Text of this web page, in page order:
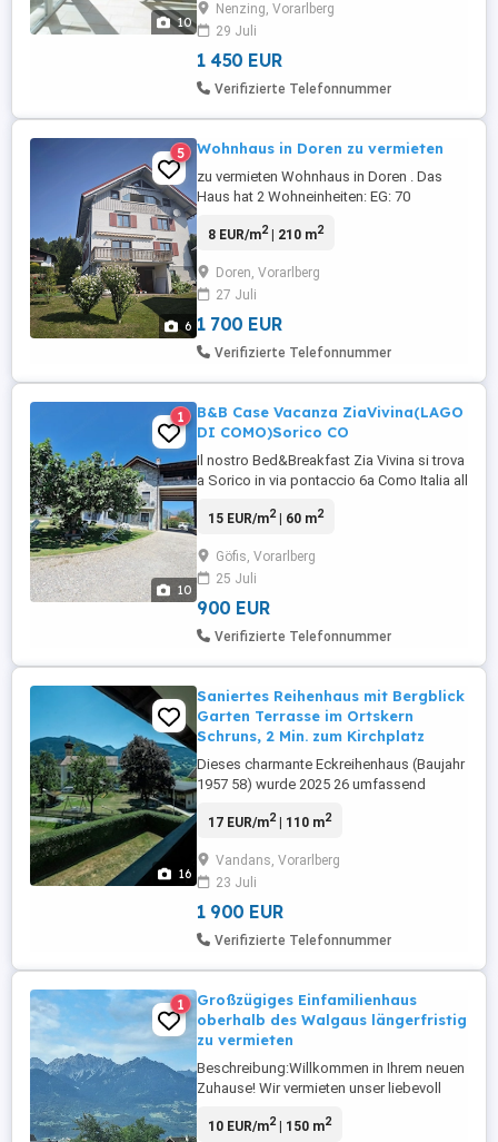
10
Wintergarten. Terrasse mit ca. 23m und
zusätzlicher Grünfläche. 5 Zimmer,
teilmöbliert EG: 1 Wohn-Esszimmer, 1
Nenzing, Vorarlberg
29 Juli
1 450 EUR
Verifizierte Telefonnummer
6
5 Wohnhaus in Doren zu vermieten
zu vermieten Wohnhaus in Doren . Das
Haus hat 2 Wohneinheiten: EG: 70
Inkl Garten und Gemüsebeete..
innen kommen noch. Da noch einige
Arbeiten gemacht werden müssen. .... 2x
Küche neu Badezimmer werden renoviert
8 EUR/m2| 210 m2
Doren, Vorarlberg
27 Juli
1 700 EUR
Verifizierte Telefonnummer
10
1
B&B Case Vacanza ZiaVivina(LAGO
DI COMO)Sorico CO
Il nostro Bed&Breakfast Zia Vivina si trova
a Sorico in via pontaccio 6a Como Italia all
Spagna.......
15 EUR/m2| 60 m2
Göfis, Vorarlberg
25 Juli
900 EUR
Verifizierte Telefonnummer
16
Saniertes Reihenhaus mit Bergblick
Garten Terrasse im Ortskern
Schruns, 2 Min. zum Kirchplatz
Dieses charmante Eckreihenhaus (Baujahr
1957 58) wurde 2025 26 umfassend
gewachsenen Montafoner Ortskerns mit
m Wohnfläche plus ca. 56 m Keller bietet
es Platz für Familien oder Paare, die
zentral und trotzdem mit eigenem ...
17 EUR/m2| 110 m2
Vandans, Vorarlberg
23 Juli
1 900 EUR
Verifizierte Telefonnummer
1
Großzügiges Einfamilienhaus
oberhalb des Walgaus längerfristig
zu vermieten
Beschreibung:Willkommen in Ihrem neuen
Zuhause! Wir vermieten unser liebevoll
seinen ganz persönlichen Altbau-Charme
10 EUR/m2| 150 m2